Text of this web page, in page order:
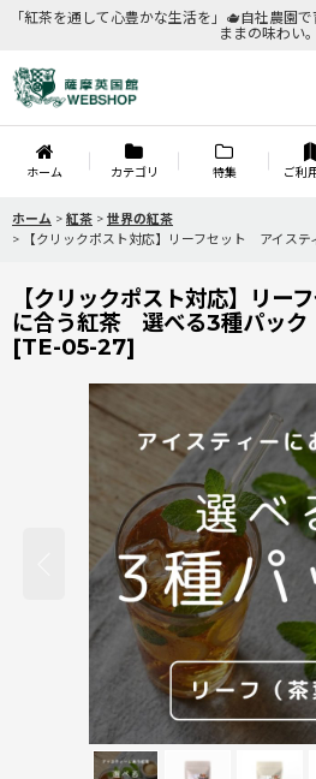
「紅茶を通して心豊かな生活を」🫖自社農園
ままの味わい。
ホーム カテゴリ 特集 ご利
ホーム > 紅茶 > 世界の紅茶
>
【クリックポスト対応】リーフセット アイス
【クリックポスト対応】リー
に合う紅茶 選べる3種パック
[TE-05-27]